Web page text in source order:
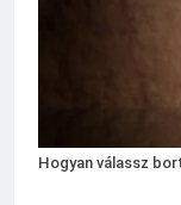
3
Hogyan válassz